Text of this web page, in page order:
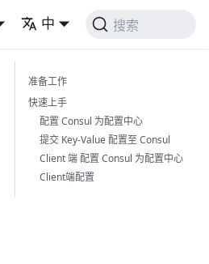
中 搜索
准备工作
快速上手
配置 Consul 为配置中心
提交 Key-Value 配置至 Consul
Client 端 配置 Consul 为配置中心
Client端配置